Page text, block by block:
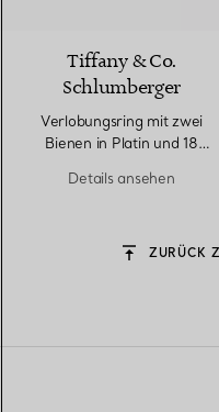
Tiffany & Co.
Schlumberger
Verlobungsring mit zwei
Bienen in Platin und 18
Details ansehen
ZURÜCK